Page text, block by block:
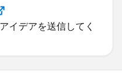
イデアを送信してく